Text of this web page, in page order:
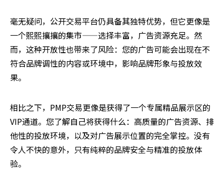
毫无疑问，公开交易平台仍具备其独特优势，但它更像是
一个熙熙攘攘的集市——选择丰富，广告资源充足。然
而，这种开放性也带来了风险：您的广告可能会出现在不
符合品牌调性的内容或环境中，影响品牌形象与投放效
果。
相比之下，PMP交易更像是获得了一个专属精品展示区的
VIP通道。您了解自己将获得什么：高质量的广告资源、排
他性的投放环境，以及对广告展示位置的完全掌控。没有
令人不快的意外，只有纯粹的品牌安全与精准的投放体
验。